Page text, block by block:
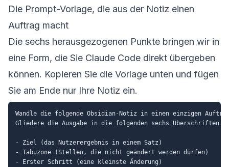
Die Prompt-Vorlage, die aus der Notiz einen
Auftrag macht
Die sechs herausgezogenen Punkte bringen wir in
eine Form, die Sie Claude Code direkt übergeben
können. Kopieren Sie die Vorlage unten und fügen
Sie am Ende nur Ihre Notiz ein.
Wandle die folgende Obsidian-Notiz in einen einzigen
Gliedere die Ausgabe in die folgenden sechs Überschriften.
- Ziel (das Nutzerergebnis in einem Satz)
- Tabuzone (Stellen, die nicht geändert werden dürfen)
- Erster Schritt (eine kleinste Änderung)